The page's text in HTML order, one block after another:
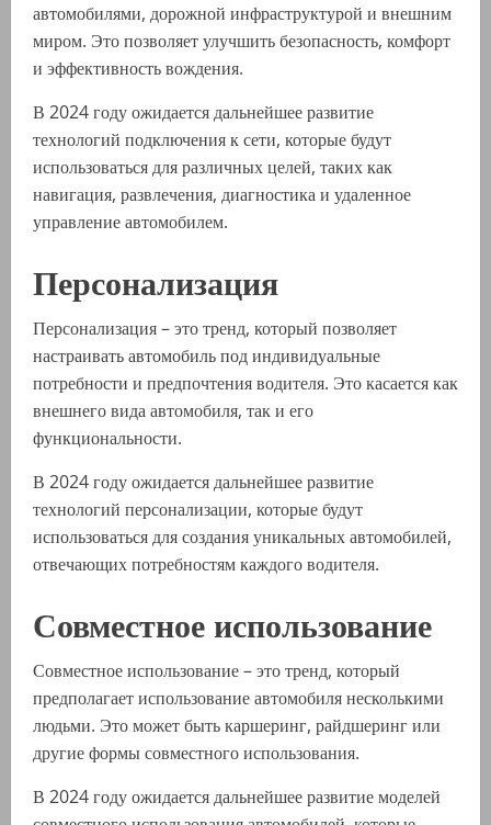
автомобилями, дорожной инфраструктурой и внешним
миром. Это позволяет улучшить безопасность, комфорт
и эффективность вождения.
В 2024 году ожидается дальнейшее развитие
технологий подключения к сети, которые будут
использоваться для различных целей, таких как
навигация, развлечения, диагностика и удаленное
управление автомобилем.
Персонализация
Персонализация – это тренд, который позволяет
настраивать автомобиль под индивидуальные
потребности и предпочтения водителя. Это касается как
внешнего вида автомобиля, так и его
функциональности.
В 2024 году ожидается дальнейшее развитие
технологий персонализации, которые будут
использоваться для создания уникальных автомобилей,
отвечающих потребностям каждого водителя.
Совместное использование
Совместное использование – это тренд, который
предполагает использование автомобиля несколькими
людьми. Это может быть каршеринг, райдшеринг или
другие формы совместного использования.
В 2024 году ожидается дальнейшее развитие моделей